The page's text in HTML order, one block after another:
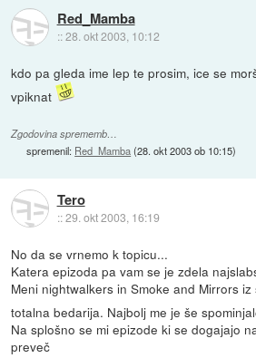
Red_Mamba
::28. okt 2003, 10:12
kdo pa gleda ime lep te prosim, ice se
vpiknat
Zgodovina sprememb…
spremenil: Red_Mamba(28. okt 2003 ob 10:15)
Tero
::29. okt 2003, 16:19
No da se vrnemo k topicu...
Katera epizoda pa vam se je zdela
Meni nightwalkers in Smoke and Mirrors
totalna bedarija. Najbolj me je še
Na splošno se mi epizode ki se dogajajo
preveč